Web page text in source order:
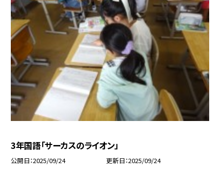
3年国語「サーカスのライオン」
公開日 2025/09/24 更新日 2025/09/24